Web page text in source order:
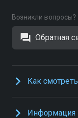
Возникли вопросы?
Обратная
Как смотреть
Информация